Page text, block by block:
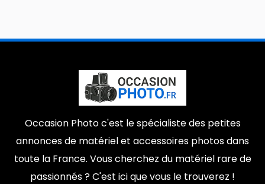
Occasion Photo c'est le spécialiste des petites
annonces de matériel et accessoires photos dans
toute la France. Vous cherchez du matériel rare de
passionnés ? C'est ici que vous le trouverez !